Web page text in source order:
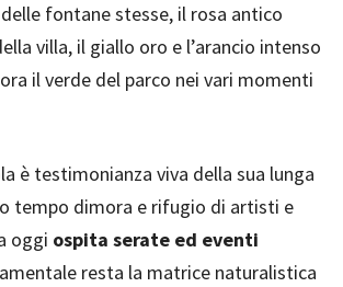
fontane stesse, il rosa antico
villa, il giallo oro e l’arancio intenso
il verde del parco nei vari momenti
è testimonianza viva della sua lunga
tempo dimora e rifugio di artisti e
oggi ospita serate ed eventi
resta la matrice naturalistica